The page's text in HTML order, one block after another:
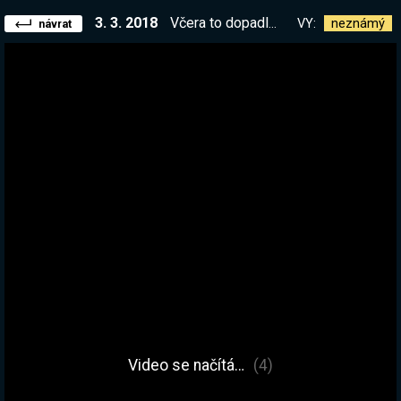
návrat 3. 3. 2018 Včera to dopadlo skvěle. HAHA... Dopadlo... Tak dneska to musíme dodělat VY: neznámý
Video se načítá… (4)